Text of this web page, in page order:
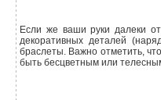
Если же ваши руки далеки
декоративных деталей
браслеты. Важно отметить,
быть бесцветным или